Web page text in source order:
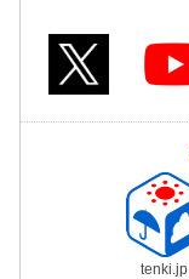
tenki.jp